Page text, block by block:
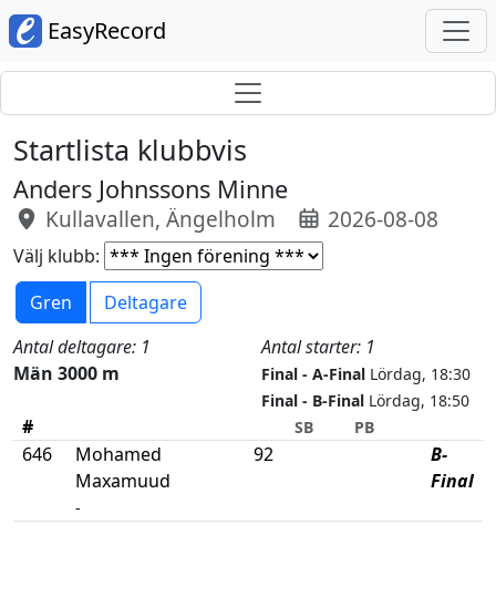
EasyRecord
Startlista klubbvis
Anders Johnssons Minne
Kullavallen, Ängelholm 2026-08-08
Välj klubb:
Gren
Deltagare
Antal deltagare: 1
Antal starter: 1
Män 3000 m
Final - A-Final Lördag, 18:30
Final - B-Final Lördag, 18:50
# SB PB
646
Mohamed
Maxamuud
-
92
B-
Final